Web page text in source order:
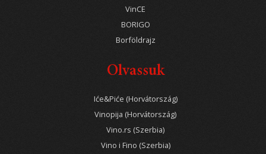
VinCE
BORIGO
Borföldrajz
Olvassuk
Iće&Piće (Horvátország)
Vinopija (Horvátország)
Vino.rs (Szerbia)
Vino i Fino (Szerbia)